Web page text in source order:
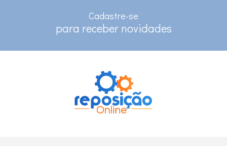
RASTREAMENTO
Cadastre-se
para receber novidades